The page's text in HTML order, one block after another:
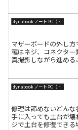
dynabook ノートPC（旧東芝）
マザーボードの外し
種はネジ、コネクタ
真撮影しながら進め
dynabook ノートPC（旧東芝）
修理は諦めないどん
手に入っても土台が
ジで土台を修復でき